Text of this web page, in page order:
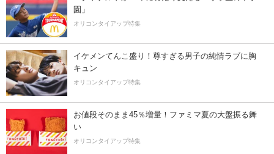
園」
オリコンタイアップ特集
イケメンてんこ盛り！尊すぎる男子の純情ラブに胸
キュン
オリコンタイアップ特集
お値段そのまま45％増量！ファミマ夏の大盤振る舞
い
オリコンタイアップ特集